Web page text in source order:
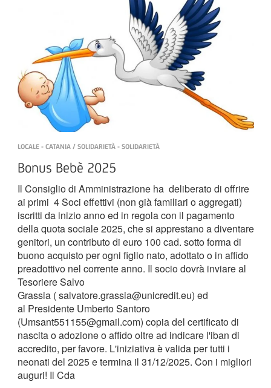
LOCALE - CATANIA / SOLIDARIETÀ - SOLIDARIETÀ
Bonus Bebè 2025
Il Consiglio di Amministrazione ha deliberato di offrire
ai primi 4 Soci effettivi (non già familiari o aggregati)
iscritti da inizio anno ed in regola con il pagamento
della quota sociale 2025, che si apprestano a diventare
genitori, un contributo di euro 100 cad. sotto forma di
buono acquisto per ogni figlio nato, adottato o in affido
preadottivo nel corrente anno. Il socio dovrà inviare al
Tesoriere Salvo
Grassia ( salvatore.grassia@unicredit.eu) ed
al Presidente Umberto Santoro
(Umsant551155@gmail.com) copia del certificato di
nascita o adozione o affido oltre ad indicare l'iban di
accredito, per favore. L'iniziativa è valida per tutti i
neonati del 2025 e termina il 31/12/2025. Con i migliori
auguri! Il Cda